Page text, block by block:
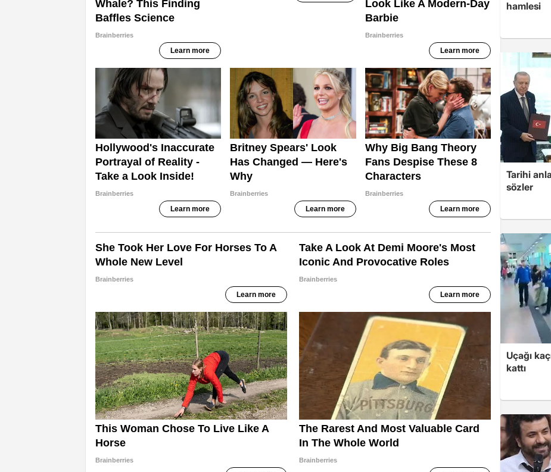
hamlesi
Tarihi
sözler
Uçağı
kattı